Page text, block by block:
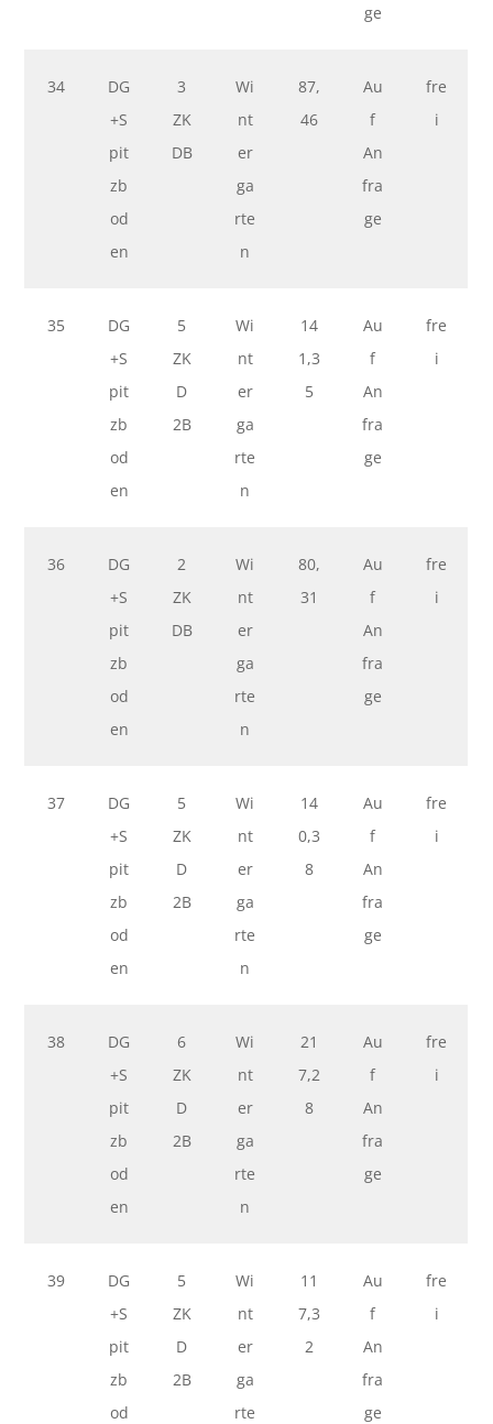
ge
34
DG
+S
pit
zb
od
en
3
ZK
DB
Wi
nt
er
ga
rte
n
87,
46
Au
f
An
fra
ge
fre
i
35
DG
+S
pit
zb
od
en
5
ZK
D
2B
Wi
nt
er
ga
rte
n
14
1,3
5
Au
f
An
fra
ge
fre
i
36
DG
+S
pit
zb
od
en
2
ZK
DB
Wi
nt
er
ga
rte
n
80,
31
Au
f
An
fra
ge
fre
i
37
DG
+S
pit
zb
od
en
5
ZK
D
2B
Wi
nt
er
ga
rte
n
14
0,3
8
Au
f
An
fra
ge
fre
i
38
DG
+S
pit
zb
od
en
6
ZK
D
2B
Wi
nt
er
ga
rte
n
21
7,2
8
Au
f
An
fra
ge
fre
i
39
DG
+S
pit
zb
od
5
ZK
D
2B
Wi
nt
er
ga
rte
11
7,3
2
Au
f
An
fra
ge
fre
i